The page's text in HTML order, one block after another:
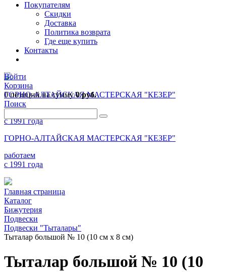
Покупателям
Скидки
Доставка
Политика возврата
Где еще купить
Контакты
Войти
Корзина
0 позицийна сумму0 руб.
Поиск
ГОРНО-АЛТАЙСКАЯ МАСТЕРСКАЯ "КЕЗЕР"
работаем
с 1991 года
ГОРНО-АЛТАЙСКАЯ МАСТЕРСКАЯ "КЕЗЕР"
работаем
с 1991 года
Главная страница
Каталог
Бижутерия
Подвески
Подвески "Тыталары"
Тыталар большой № 10 (10 см х 8 см)
Тыталар большой № 10 (10